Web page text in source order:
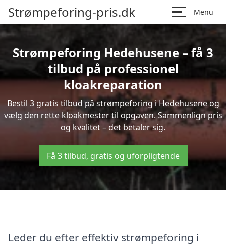
Strømpeforing-pris.dk Menu
Strømpeforing Hedehusene – få 3
tilbud på professionel
kloakreparation
Bestil 3 gratis tilbud på strømpeforing i Hedehusene og
vælg den rette kloakmester til opgaven. Sammenlign pris
og kvalitet – det betaler sig.
Få 3 tilbud, gratis og uforpligtende
Leder du efter effektiv strømpeforing i